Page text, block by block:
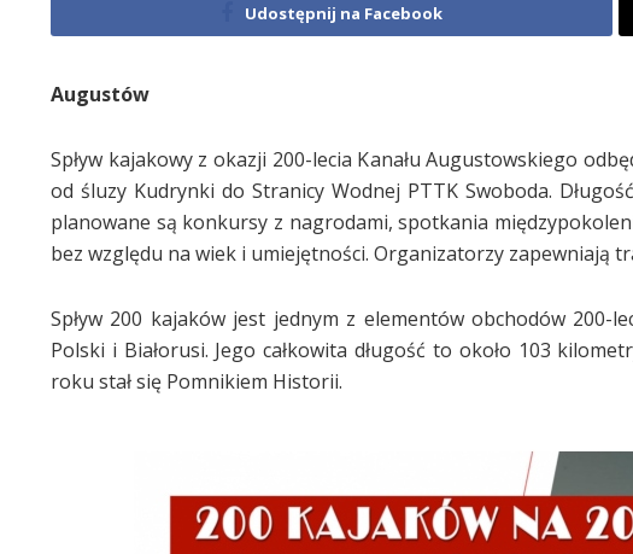
Udostępnij na Facebook
Augustów
Spływ kajakowy z okazji 200-lecia Kanału Augustowskiego
od śluzy Kudrynki do Stranicy Wodnej PTTK Swoboda.
planowane są konkursy z nagrodami, spotkania
bez względu na wiek i umiejętności. Organizatorzy zapewniają
Spływ 200 kajaków jest jednym z elementów obchodów 200-
Polski i Białorusi. Jego całkowita długość to około 103
roku stał się Pomnikiem Historii.